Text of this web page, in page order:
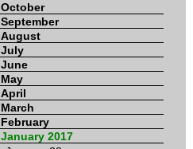
October
September
August
July
June
May
April
March
February
January 2017